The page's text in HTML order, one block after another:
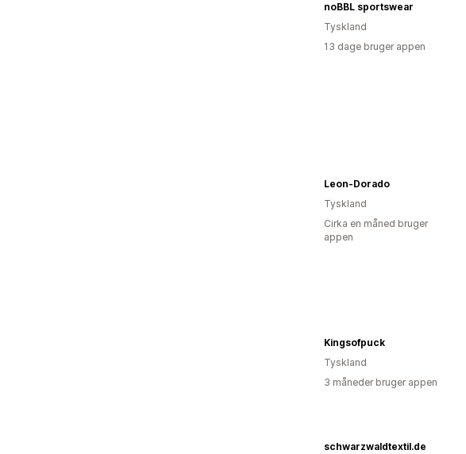
noBBL sportswear
Tyskland
13 dage bruger appen
Leon-Dorado
Tyskland
Cirka en måned bruger
appen
Kingsofpuck
Tyskland
3 måneder bruger appen
schwarzwaldtextil.de